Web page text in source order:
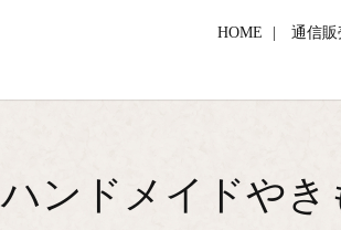
HOME 通信販
ハンドメイドやき